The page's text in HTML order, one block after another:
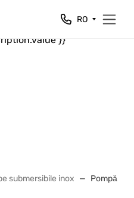
}}
}}
RO
submersibile inox Pompă